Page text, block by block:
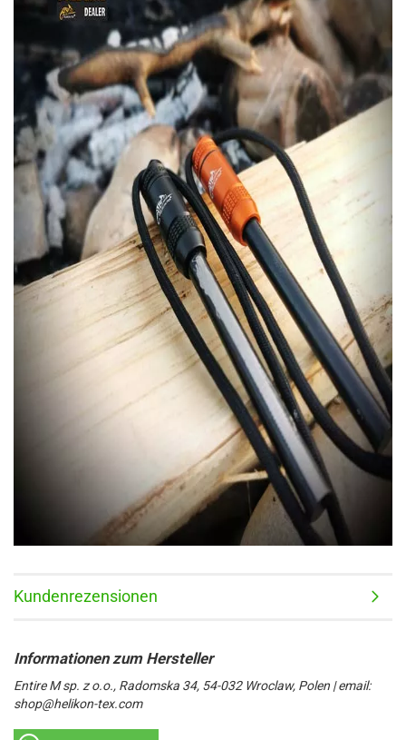
Kundenrezensionen
Entire M sp. z o.o., Radomska 34, 54-032 Wroclaw, Polen | email:
shop@helikon-tex.com